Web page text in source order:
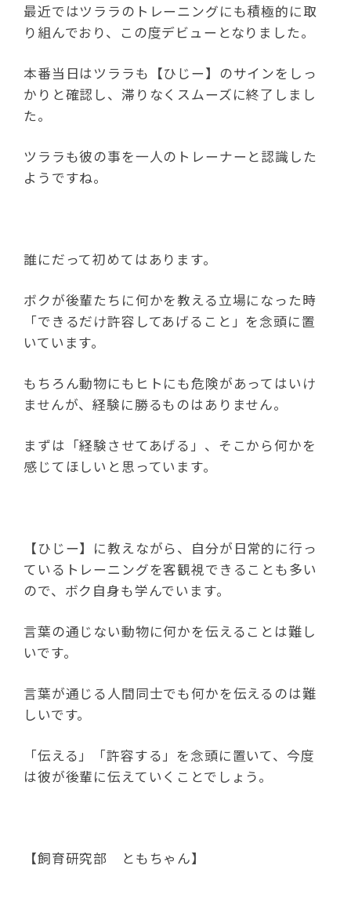
最近ではツララのトレーニングにも積極的に取
り組んでおり、この度デビューとなりました。
本番当日はツララも【ひじー】のサインをしっ
かりと確認し、滞りなくスムーズに終了しまし
た。
ツララも彼の事を一人のトレーナーと認識した
ようですね。
誰にだって初めてはあります。
ボクが後輩たちに何かを教える立場になった時
「できるだけ許容してあげること」を念頭に置
いています。
もちろん動物にもヒトにも危険があってはいけ
ませんが、経験に勝るものはありません。
まずは「経験させてあげる」、そこから何かを
感じてほしいと思っています。
【ひじー】に教えながら、自分が日常的に行っ
ているトレーニングを客観視できることも多い
ので、ボク自身も学んでいます。
言葉の通じない動物に何かを伝えることは難し
いです。
言葉が通じる人間同士でも何かを伝えるのは難
しいです。
「伝える」「許容する」を念頭に置いて、今度
は彼が後輩に伝えていくことでしょう。
【飼育研究部 ともちゃん】